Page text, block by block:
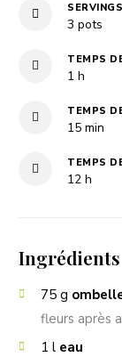
SERVINGS
3 pots
TEMPS
1 heure
h
TEMPS
15minutes
min
TEMPS
12heures
h
Ingrédients
75 g
fleurs après
1 l eau